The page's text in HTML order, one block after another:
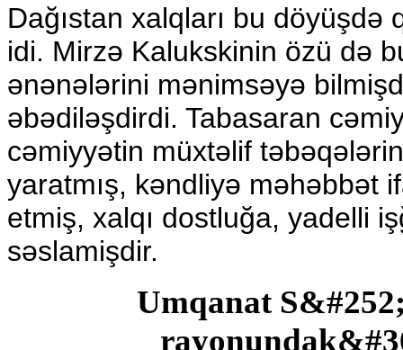
Dağıstan xalqları bu döyüşdə
idi. Mirzə Kalukskinin özü də
ənənələrini mənimsəyə
əbədiləşdirdi. Tabasaran
cəmiyyətin müxtəlif
yaratmış, kəndliyə məhəbbət
etmiş, xalqı dostluğa, yadelli
səslamişdir.
Umqanat